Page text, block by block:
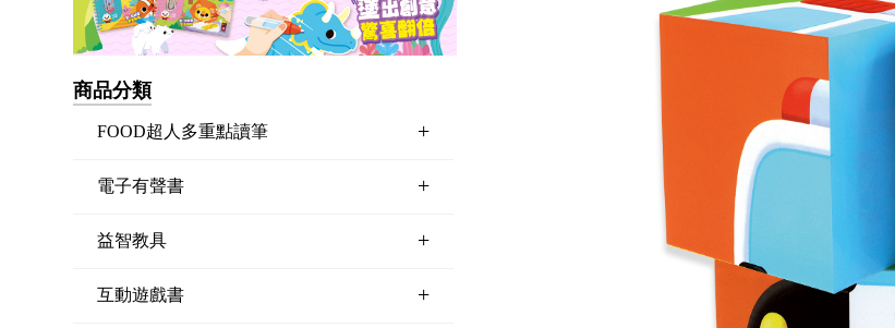
商品分類
FOOD超人多重點讀筆 +
電子有聲書 +
益智教具 +
互動遊戲書 +